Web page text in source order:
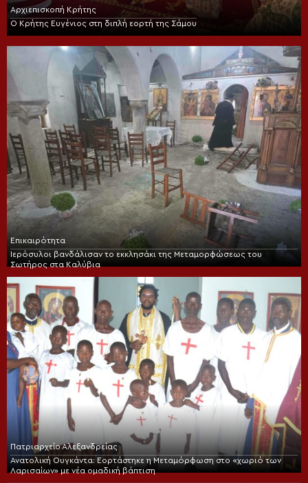
Αρχιεπισκοπή Κρήτης
Ο Κρήτης Ευγένιος στη διπλή εορτή της Σάμου
Επικαιρότητα
Ιερόσυλοι βανδάλισαν το εκκλησάκι της Μεταμορφώσεως του
Σωτήρος στα Καλύβια
Πατριαρχείο Αλεξανδρείας
Ανατολική Ουγκάντα: Εορτάστηκε η Μεταμόρφωση στο «χωριό των
Λαρισαίων» με νέα ομαδική βάπτιση